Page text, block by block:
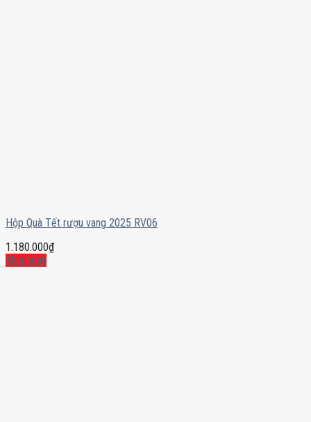
Hộp Quà Tết rượu vang 2025 RV06
1.180.000₫
Mua ngay